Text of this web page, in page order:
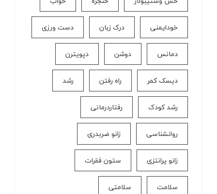
خودایمنی درک زبان دست ورزی
دمانس دوشن دپویترن
دیسک کمر راه رفتن رشد
رشد کودک رفتاردرمانی
روانشناسی زانو ضربدری
زانو پرانتزی ستون فقرات
سلامت سلامتی